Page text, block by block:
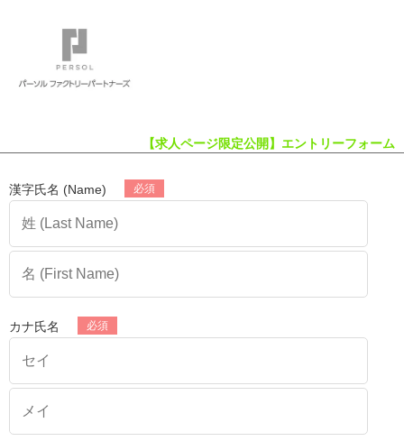
【求人ページ限定公開】エントリーフォーム
漢字氏名 (Name)
カナ氏名